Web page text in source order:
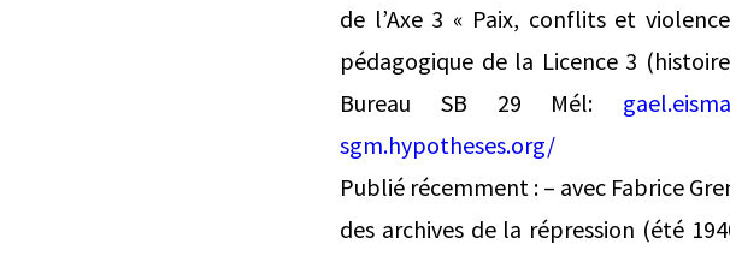
de l’Axe 3 « Paix, conflits et
pédagogique de la Licence 3
Bureau SB 29 Mél:
sgm.hypotheses.org/
Publié récemment : – avec Fabrice
des archives de la répression (été